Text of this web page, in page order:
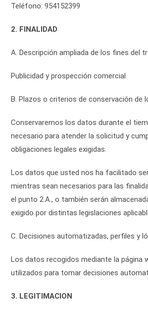
Teléfono: 954152399
2. FINALIDAD
A. Descripción ampliada de los fines del
Publicidad y prospección comercial
B. Plazos o criterios de conservación de
Conservaremos los datos durante el
necesario para atender la solicitud y
obligaciones legales exigidas.
Los datos que usted nos ha facilitado
mientras sean necesarios para las
el punto 2.A., o también serán
exigido por distintas legislaciones
C. Decisiones automatizadas, perfiles y
Los datos recogidos mediante la página
utilizados para tomar decisiones
3. LEGITIMACION